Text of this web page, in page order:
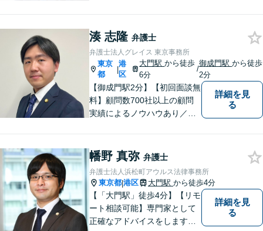
豊富な実績×戦略的アプローチ
◎でお悩みを解決！
湊 志隆 弁護士
弁護士法人グレイス 東京事務所
東京
都
|
港
区
大門駅から徒歩
6分
/
御成門駅から徒歩
2分
【御成門駅2分】【初回面談無
料】顧問数700社以上の顧問
実績によるノウハウあり／多
得のいく解決を目指します。
まずはお気軽にご相談くださ
い。
詳細を見
る
幡野 真弥 弁護士
弁護士法人浜松町アウルス法律事務所
東京都|港区 大門駅 から徒歩4分
【「大門駅」徒歩4分】【リモ
ート相談可能】専門家として
正確なアドバイスをします。
詳細を見
る